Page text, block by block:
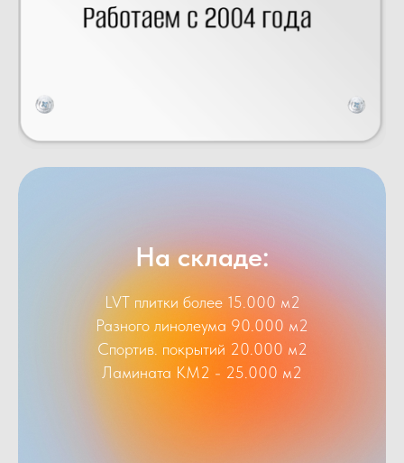
На складе:
LVT плитки более 15.000 м2
Разного линолеума 90.000 м2
Спортив. покрытий 20.000 м2
Ламината КМ2 - 25.000 м2